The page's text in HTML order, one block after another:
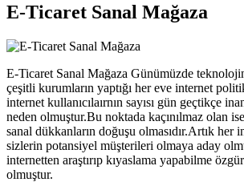
E-Ticaret Sanal Mağaza
E-Ticaret Sanal Mağaza Günümüzde
çeşitli kurumların yaptığı her eve internet
internet kullanıcılaırnın sayısı gün geçtikçe
neden olmuştur.Bu noktada kaçınılmaz olan
sanal dükkanların doğuşu olmasıdır.Artık her
sizlerin potansiyel müşterileri olmaya aday
internetten araştırıp kıyaslama yapabilme
olmuştur.